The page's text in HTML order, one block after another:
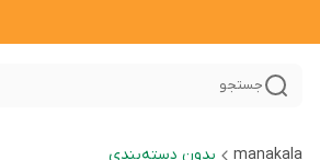
جستجو
manakala بدون دسته‌بندی